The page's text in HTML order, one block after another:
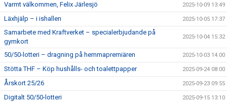
Varmt välkommen, Felix Järlesjö 2025-10-09 13:49
Läxhjälp – i ishallen 2025-10-05 17:37
Samarbete med Kraftverket – specialerbjudande på
gymkort
2025-10-04 15:32
50/50-lotteri – dragning på hemmapremiären 2025-10-03 14:00
Stötta THF – Köp hushålls- och toalettpapper 2025-09-24 08:00
Årskort 25/26 2025-09-23 09:55
Digitalt 50/50-lotteri 2025-09-15 13:10